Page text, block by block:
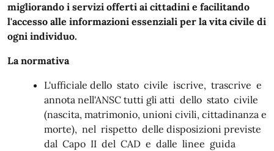
migliorando i servizi offerti ai cittadini e facilitando
l'accesso alle informazioni essenziali per la vita civile di
ogni individuo.
La normativa
L'ufficiale dello stato civile iscrive, trascrive e
annota nell'ANSC tutti gli atti dello stato civile
(nascita, matrimonio, unioni civili, cittadinanza e
morte), nel rispetto delle disposizioni previste
dal Capo II del CAD e dalle linee guida